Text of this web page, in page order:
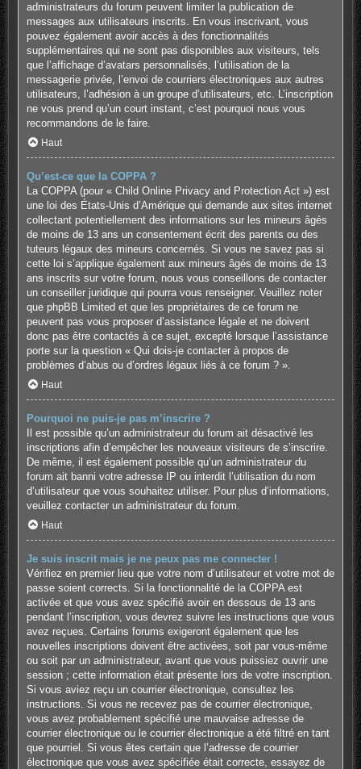
administrateurs du forum peuvent limiter la publication de
messages aux utilisateurs inscrits. En vous inscrivant, vous
pouvez également avoir accès à des fonctionnalités
supplémentaires qui ne sont pas disponibles aux visiteurs, tels
que l’affichage d’avatars personnalisés, l’utilisation de la
messagerie privée, l’envoi de courriers électroniques aux autres
utilisateurs, l’adhésion à un groupe d’utilisateurs, etc. L’inscription
ne vous prend qu’un court instant, c’est pourquoi nous vous
recommandons de le faire.
Haut
Qu’est-ce que la COPPA ?
La COPPA (pour « Child Online Privacy and Protection Act ») est
une loi des États-Unis d’Amérique qui demande aux sites internet
collectant potentiellement des informations sur les mineurs âgés
de moins de 13 ans un consentement écrit des parents ou des
tuteurs légaux des mineurs concernés. Si vous ne savez pas si
cette loi s’applique également aux mineurs âgés de moins de 13
ans inscrits sur votre forum, nous vous conseillons de contacter
un conseiller juridique qui pourra vous renseigner. Veuillez noter
que phpBB Limited et que les propriétaires de ce forum ne
peuvent pas vous proposer d’assistance légale et ne doivent
donc pas être contactés à ce sujet, excepté lorsque l’assistance
porte sur la question « Qui dois-je contacter à propos de
problèmes d’abus ou d’ordres légaux liés à ce forum ? ».
Haut
Pourquoi ne puis-je pas m’inscrire ?
Il est possible qu’un administrateur du forum ait désactivé les
inscriptions afin d’empêcher les nouveaux visiteurs de s’inscrire.
De même, il est également possible qu’un administrateur du
forum ait banni votre adresse IP ou interdit l’utilisation du nom
d’utilisateur que vous souhaitez utiliser. Pour plus d’informations,
veuillez contacter un administrateur du forum.
Haut
Je suis inscrit mais je ne peux pas me connecter !
Vérifiez en premier lieu que votre nom d’utilisateur et votre mot de
passe soient corrects. Si la fonctionnalité de la COPPA est
activée et que vous avez spécifié avoir en dessous de 13 ans
pendant l’inscription, vous devrez suivre les instructions que vous
avez reçues. Certains forums exigeront également que les
nouvelles inscriptions doivent être activées, soit par vous-même
ou soit par un administrateur, avant que vous puissiez ouvrir une
session ; cette information était présente lors de votre inscription.
Si vous aviez reçu un courrier électronique, consultez les
instructions. Si vous ne recevez pas de courrier électronique,
vous avez probablement spécifié une mauvaise adresse de
courrier électronique ou le courrier électronique a été filtré en tant
que pourriel. Si vous êtes certain que l’adresse de courrier
électronique que vous avez spécifiée était correcte, essayez de